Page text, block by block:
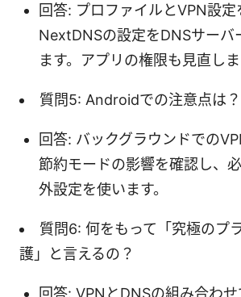
回答: プロファイルとVPN設定
NextDNSの設定をDNSサーバ
ます。アプリの権限も見直しま
質問5: Androidでの注意点は？
回答: バックグラウンドでの
節約モードの影響を確認し、
外設定を使います。
質問6: 何をもって「究極のプ
護」と言えるの？
回答: VPNとDNSの組み合わ